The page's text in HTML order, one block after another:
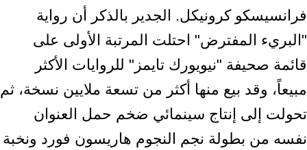
فرانسيسكو كرونيكل. الجدير بالذكر أن رواية
"البريء المفترض" احتلت المرتبة الأولى على
قائمة صحيفة "نيويورك تايمز" للروايات الأكثر
مبيعاً، وقد بيع منها أكثر من تسعة ملايين نسخة، ثم
تحولت إلى إنتاج سينمائي ضخم حمل العنوان
نفسه من بطولة نجم النجوم هاريسون فورد ونخبة